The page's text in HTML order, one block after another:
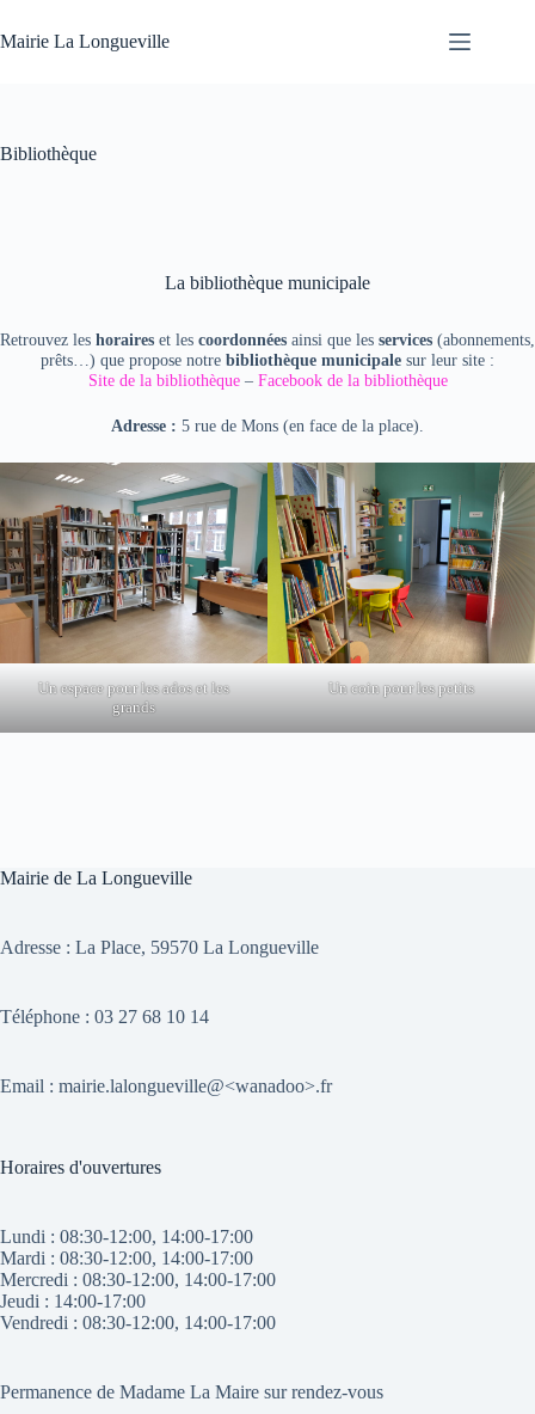
Mairie La Longueville
Bibliothèque
La bibliothèque municipale
Retrouvez les horaires et les coordonnées ainsi que les services (abonnements,
prêts…) que propose notre bibliothèque municipale sur leur site :
Site de la bibliothèque– Facebook de la bibliothèque
Adresse : 5 rue de Mons (en face de la place).
Un espace pour les ados et les
grands
Un coin pour les petits
Mairie de La Longueville
Adresse : La Place, 59570 La Longueville
Téléphone : 03 27 68 10 14
Email : mairie.lalongueville@<wanadoo>.fr
Horaires d'ouvertures
Lundi : 08:30-12:00, 14:00-17:00
Mardi : 08:30-12:00, 14:00-17:00
Mercredi : 08:30-12:00, 14:00-17:00
Jeudi : 14:00-17:00
Vendredi : 08:30-12:00, 14:00-17:00
Permanence de Madame La Maire sur rendez-vous